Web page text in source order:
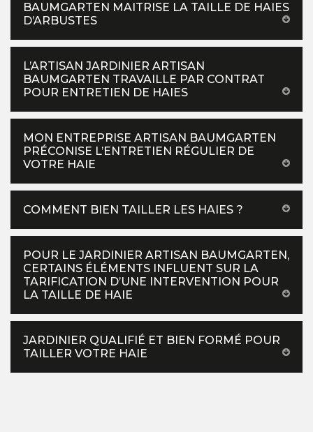
BAUMGARTEN MAITRISE LA TAILLE DE HAIES
D’ARBUSTES
L’ARTISAN JARDINIER ARTISAN
BAUMGARTEN TRAVAILLE PAR CONTRAT
POUR ENTRETIEN DE HAIES
MON ENTREPRISE ARTISAN BAUMGARTEN
PRÉCONISE L’ENTRETIEN RÉGULIER DE
VOTRE HAIE
COMMENT BIEN TAILLER LES HAIES ?
POUR LE JARDINIER ARTISAN BAUMGARTEN,
CERTAINS ÉLÉMENTS INFLUENT SUR LA
TARIFICATION D’UNE INTERVENTION POUR
LA TAILLE DE HAIE
JARDINIER QUALIFIÉ ET BIEN FORMÉ POUR
TAILLER VOTRE HAIE